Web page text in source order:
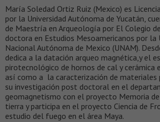
María Soledad Ortiz Ruiz (Mexico) es
por la Universidad Autónoma de Yucatán,
de Maestría en Arqueología por El Colegio
doctora en Estudios Mesoamericanos por la
Nacional Autónoma de Mexico (UNAM).
dedica a la datación arqueo magnética,y el
pirotecnológico de hornos de cal y cerámica
así como a la caracterización de materiales
su investigación post doctoral en el
geomagnetismo con el proyecto Memoria
tierra y participa en el proyecto Ciencia de
estudio del fuego en el área Maya.